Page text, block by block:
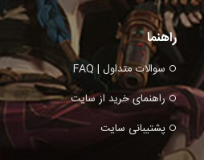
راهنما
سوالات متداول | FAQ
راهنمای خرید از سایت
پشتیبانی سایت